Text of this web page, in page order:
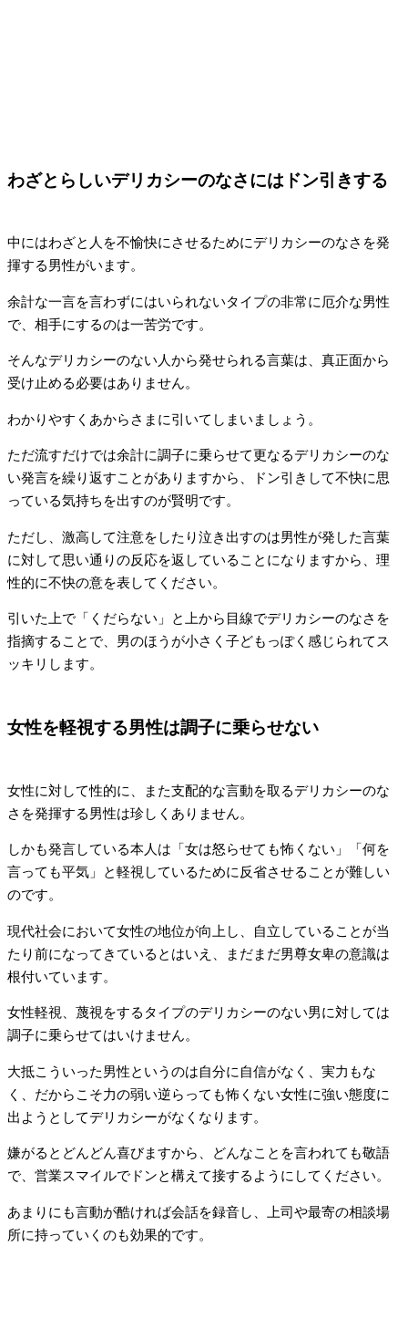
わざとらしいデリカシーのなさにはドン引きする
中にはわざと人を不愉快にさせるためにデリカシーのなさを発
揮する男性がいます。
余計な一言を言わずにはいられないタイプの非常に厄介な男性
で、相手にするのは一苦労です。
そんなデリカシーのない人から発せられる言葉は、真正面から
受け止める必要はありません。
わかりやすくあからさまに引いてしまいましょう。
ただ流すだけでは余計に調子に乗らせて更なるデリカシーのな
い発言を繰り返すことがありますから、ドン引きして不快に思
っている気持ちを出すのが賢明です。
ただし、激高して注意をしたり泣き出すのは男性が発した言葉
に対して思い通りの反応を返していることになりますから、理
性的に不快の意を表してください。
引いた上で「くだらない」と上から目線でデリカシーのなさを
指摘することで、男のほうが小さく子どもっぽく感じられてス
ッキリします。
女性を軽視する男性は調子に乗らせない
女性に対して性的に、また支配的な言動を取るデリカシーのな
さを発揮する男性は珍しくありません。
しかも発言している本人は「女は怒らせても怖くない」「何を
言っても平気」と軽視しているために反省させることが難しい
のです。
現代社会において女性の地位が向上し、自立していることが当
たり前になってきているとはいえ、まだまだ男尊女卑の意識は
根付いています。
女性軽視、蔑視をするタイプのデリカシーのない男に対しては
調子に乗らせてはいけません。
大抵こういった男性というのは自分に自信がなく、実力もな
く、だからこそ力の弱い逆らっても怖くない女性に強い態度に
出ようとしてデリカシーがなくなります。
嫌がるとどんどん喜びますから、どんなことを言われても敬語
で、営業スマイルでドンと構えて接するようにしてください。
あまりにも言動が酷ければ会話を録音し、上司や最寄の相談場
所に持っていくのも効果的です。